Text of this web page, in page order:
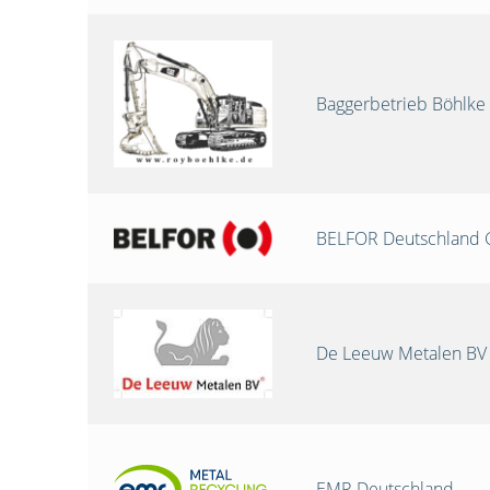
Baggerbetrieb Böhlke
BELFOR Deutschland
De Leeuw Metalen BV